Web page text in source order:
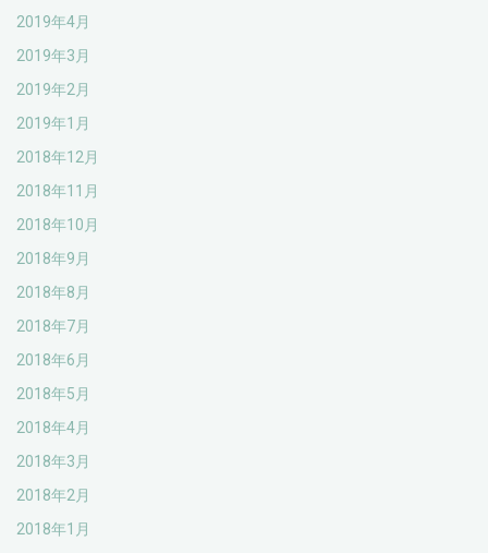
2019年4月
2019年3月
2019年2月
2019年1月
2018年12月
2018年11月
2018年10月
2018年9月
2018年8月
2018年7月
2018年6月
2018年5月
2018年4月
2018年3月
2018年2月
2018年1月